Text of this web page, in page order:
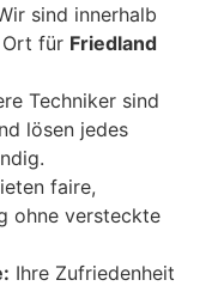
sind innerhalb
für Friedland
Techniker sind
lösen jedes
faire,
ohne versteckte
Ihre Zufriedenheit